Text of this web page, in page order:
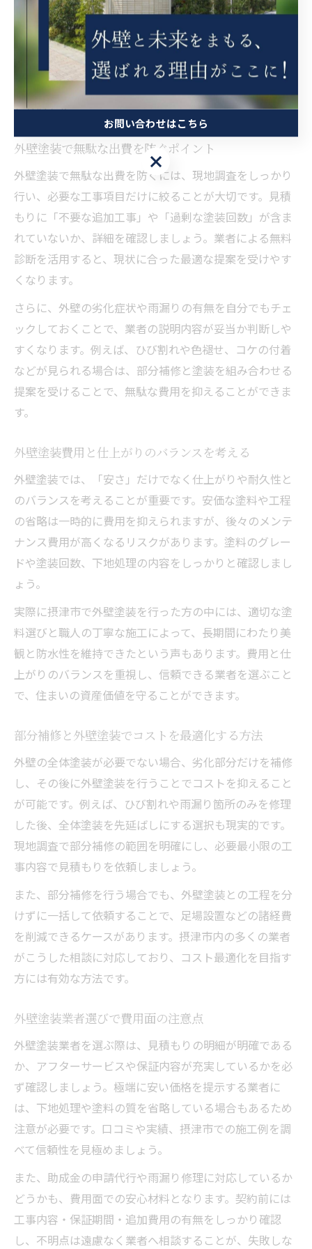
す。摂津市や大阪府の「外壁塗装 助成金」情報を事前に
調べ、条件に合う場合は申請手続きを進めることで、自
己負担額を大幅に減らせるケースもあります。見積もり
時には、助成金対象工事かどうかも業者に質問しておく
と安心です。
外壁塗装で無駄な出費を防ぐポイント
外壁塗装で無駄な出費を防ぐには、現地調査をしっかり
行い、必要な工事項目だけに絞ることが大切です。見積
もりに「不要な追加工事」や「過剰な塗装回数」が含ま
れていないか、詳細を確認しましょう。業者による無料
診断を活用すると、現状に合った最適な提案を受けやす
くなります。
さらに、外壁の劣化症状や雨漏りの有無を自分でもチェ
ックしておくことで、業者の説明内容が妥当か判断しや
すくなります。例えば、ひび割れや色褪せ、コケの付着
などが見られる場合は、部分補修と塗装を組み合わせる
提案を受けることで、無駄な費用を抑えることができま
す。
外壁塗装費用と仕上がりのバランスを考える
外壁塗装では、「安さ」だけでなく仕上がりや耐久性と
のバランスを考えることが重要です。安価な塗料や工程
の省略は一時的に費用を抑えられますが、後々のメンテ
ナンス費用が高くなるリスクがあります。塗料のグレー
ドや塗装回数、下地処理の内容をしっかりと確認しまし
ょう。
実際に摂津市で外壁塗装を行った方の中には、適切な塗
料選びと職人の丁寧な施工によって、長期間にわたり美
観と防水性を維持できたという声もあります。費用と仕
上がりのバランスを重視し、信頼できる業者を選ぶこと
で、住まいの資産価値を守ることができます。
部分補修と外壁塗装でコストを最適化する方法
外壁の全体塗装が必要でない場合、劣化部分だけを補修
し、その後に外壁塗装を行うことでコストを抑えること
が可能です。例えば、ひび割れや雨漏り箇所のみを修理
した後、全体塗装を先延ばしにする選択も現実的です。
現地調査で部分補修の範囲を明確にし、必要最小限の工
事内容で見積もりを依頼しましょう。
また、部分補修を行う場合でも、外壁塗装との工程を分
けずに一括して依頼することで、足場設置などの諸経費
を削減できるケースがあります。摂津市内の多くの業者
がこうした相談に対応しており、コスト最適化を目指す
方には有効な方法です。
外壁塗装業者選びで費用面の注意点
外壁塗装業者を選ぶ際は、見積もりの明細が明確である
か、アフターサービスや保証内容が充実しているかを必
ず確認しましょう。極端に安い価格を提示する業者に
は、下地処理や塗料の質を省略している場合もあるため
注意が必要です。口コミや実績、摂津市での施工例を調
べて信頼性を見極めましょう。
また、助成金の申請代行や雨漏り修理に対応しているか
どうかも、費用面での安心材料となります。契約前には
工事内容・保証期間・追加費用の有無をしっかり確認
し、不明点は遠慮なく業者へ相談することが、失敗しな
お問い合わせはこちら
お問い合わせはこちら